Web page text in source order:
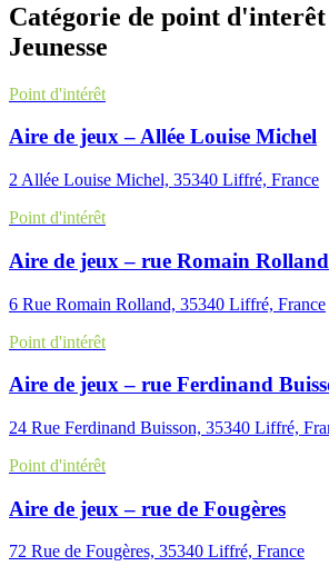
Catégorie de point
Jeunesse
Point d'intérêt
Aire de jeux – Allée Louise Michel
2 Allée Louise Michel, 35340 Liffré, France
Point d'intérêt
Aire de jeux – rue Romain Rolland
6 Rue Romain Rolland, 35340 Liffré, France
Point d'intérêt
Aire de jeux – rue Ferdinand
24 Rue Ferdinand Buisson, 35340 Liffré,
Point d'intérêt
Aire de jeux – rue de Fougères
72 Rue de Fougères, 35340 Liffré, France